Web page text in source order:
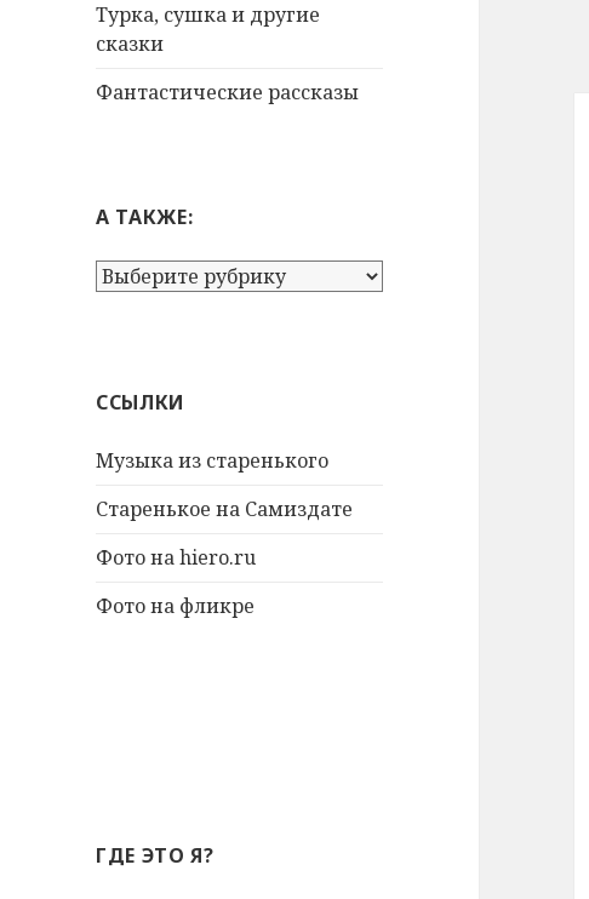
Турка, сушка и другие
сказки
Фантастические рассказы
А ТАКЖЕ:
А
ж
:
ССЫЛКИ
Музыка из старенького
Старенькое на Самиздате
Фото на hiero.ru
Фото на фликре
ГДЕ ЭТО Я?